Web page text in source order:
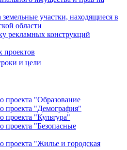
участки, находящиеся в
области
рекламных конструкций
проектов
и цели
проекта "Образование
проекта "Демография"
проекта "Культура"
проекта "Безопасные
проекта "Жилье и городская